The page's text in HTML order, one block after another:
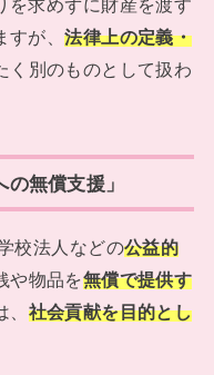
すが、法律上の定義・
く別のものとして扱わ
無償支援」
校法人などの公益的
や物品を無償で提供す
社会貢献を目的とし